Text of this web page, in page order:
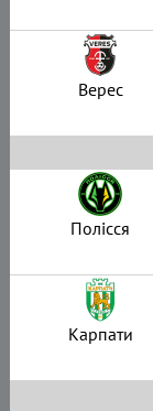
Верес
Полісся
Карпати